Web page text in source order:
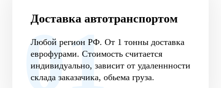
Доставка автотранспортом
Любой регион РФ. От 1 тонны доставка
еврофурами. Стоимость считается
индивидуально, зависит от удаленнности
склада заказачика, обьема груза.